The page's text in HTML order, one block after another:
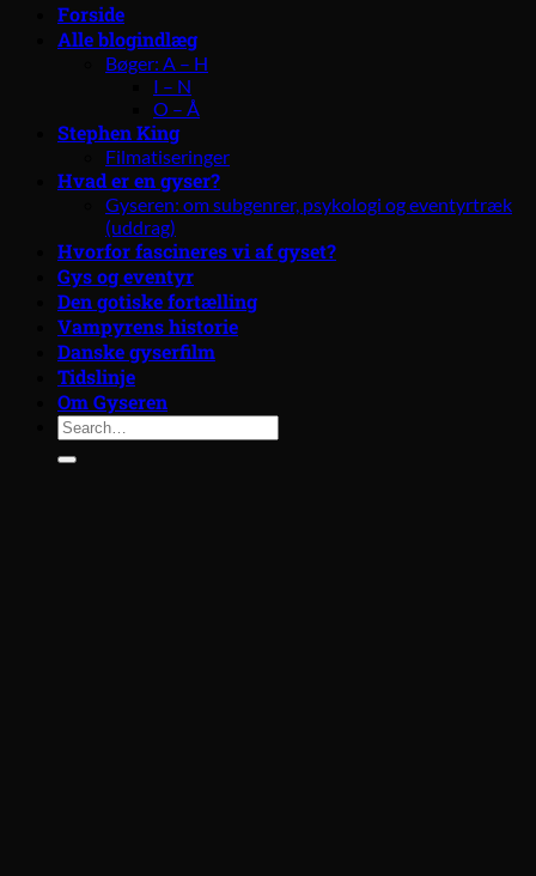
Forside
Alle blogindlæg
Bøger: A – H
I – N
O – Å
Stephen King
Filmatiseringer
Hvad er en gyser?
Gyseren: om subgenrer, psykologi og eventyrtræk
(uddrag)
Hvorfor fascineres vi af gyset?
Gys og eventyr
Den gotiske fortælling
Vampyrens historie
Danske gyserfilm
Tidslinje
Om Gyseren